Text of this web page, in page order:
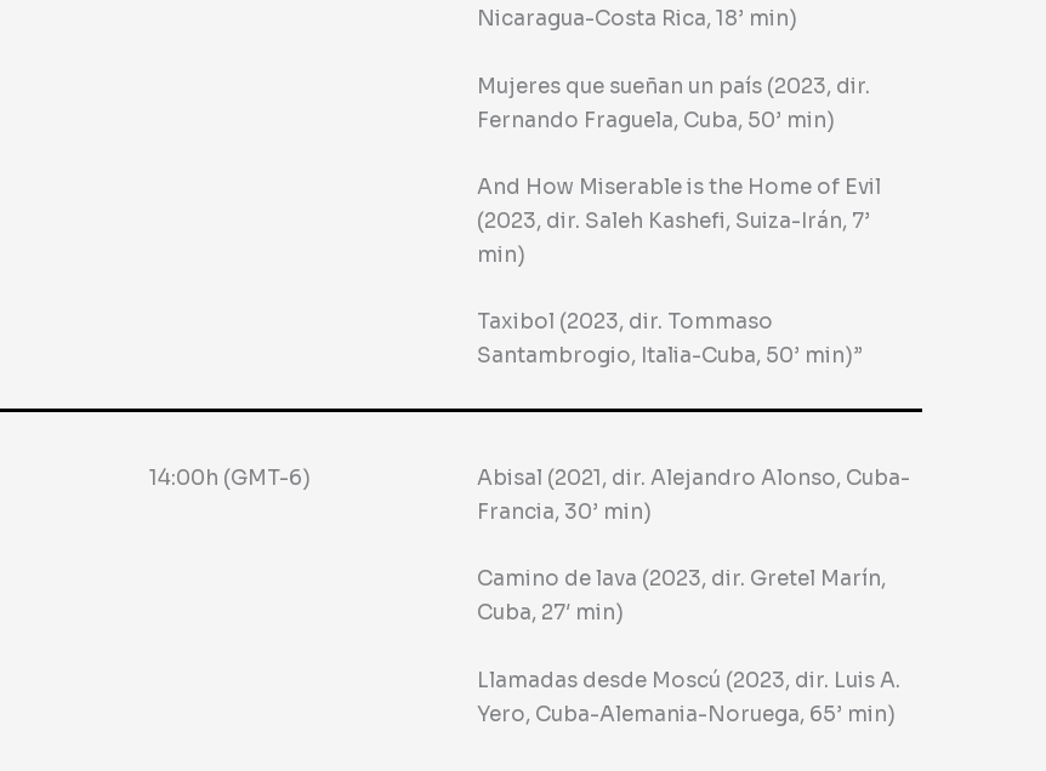
Nicaragua-Costa Rica, 18’ min)
Mujeres que sueñan un país (2023, dir.
Fernando Fraguela, Cuba, 50’ min)
And How Miserable is the Home of Evil
(2023, dir. Saleh Kashefi, Suiza-Irán, 7’
min)
Taxibol (2023, dir. Tommaso
Santambrogio, Italia-Cuba, 50’ min)”
14:00h (GMT-6)
Abisal (2021, dir. Alejandro Alonso, Cuba-
Francia, 30’ min)
Camino de lava (2023, dir. Gretel Marín,
Cuba, 27′ min)
Llamadas desde Moscú (2023, dir. Luis A.
Yero, Cuba-Alemania-Noruega, 65’ min)